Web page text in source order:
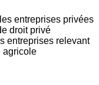
entreprises privées
droit privé
entreprises relevant
agricole